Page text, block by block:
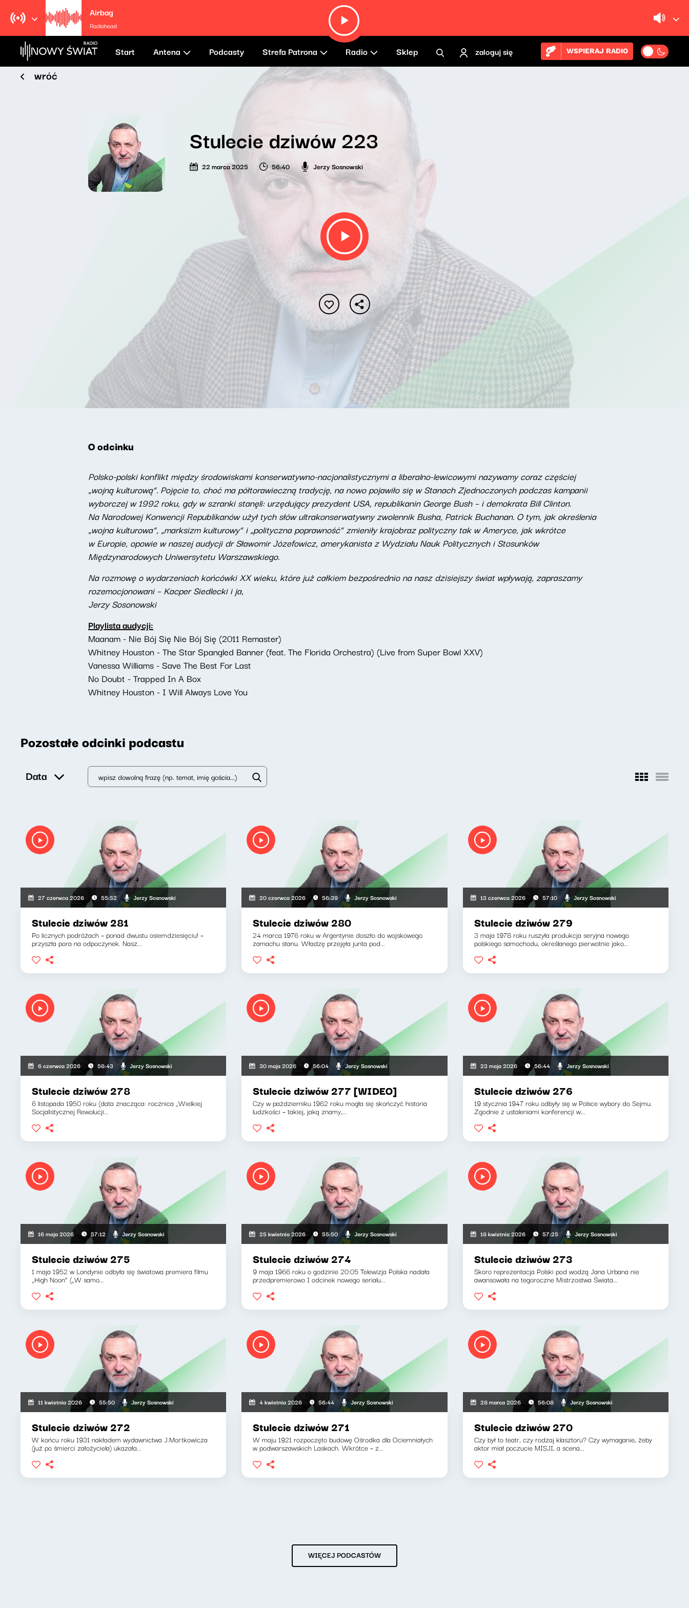
Airbag
Radiohead
Start Antena Podcasty Strefa Patrona Radio Sklep zaloguj się WSPIERAJ RADIO
wróć
Stulecie dziwów 223
22 marca 2025 56:40 Jerzy Sosnowski
O odcinku
Polsko-polski konflikt między środowiskami konserwatywno-nacjonalistycznymi a liberalno-lewicowymi nazywamy coraz częściej
„wojną kulturową”. Pojęcie to, choć ma półtorawieczną tradycję, na nowo pojawiło się w Stanach Zjednoczonych podczas kampanii
wyborczej w 1992 roku, gdy w szranki stanęli: urzędujący prezydent USA, republikanin George Bush – i demokrata Bill Clinton.
Na Narodowej Konwencji Republikanów użył tych słów ultrakonserwatywny zwolennik Busha, Patrick Buchanan. O tym, jak określenia
„wojna kulturowa”, „marksizm kulturowy” i „polityczna poprawność” zmieniły krajobraz polityczny tak w Ameryce, jak wkrótce
w Europie, opowie w naszej audycji dr Sławomir Józefowicz, amerykanista z Wydziału Nauk Politycznych i Stosunków
Międzynarodowych Uniwersytetu Warszawskiego.
Na rozmowę o wydarzeniach końcówki XX wieku, które już całkiem bezpośrednio na nasz dzisiejszy świat wpływają, zapraszamy
rozemocjonowani – Kacper Siedlecki i ja,
Jerzy Sosonowski
Playlista audycji:
Maanam - Nie Bój Się Nie Bój Się (2011 Remaster)
Whitney Houston - The Star Spangled Banner (feat. The Florida Orchestra) (Live from Super Bowl XXV)
Vanessa Williams - Save The Best For Last
No Doubt - Trapped In A Box
Whitney Houston - I Will Always Love You
Pozostałe odcinki podcastu
Data
27 czerwca 2026 55:52 Jerzy Sosnowski
Stulecie dziwów 281
Po licznych podróżach – ponad dwustu osiemdziesięciu! –
przyszła pora na odpoczynek. Nasz...
20 czerwca 2026 56:39 Jerzy Sosnowski
Stulecie dziwów 280
24 marca 1976 roku w Argentynie doszło do wojskowego
zamachu stanu. Władzę przejęła junta pod...
13 czerwca 2026 57:10 Jerzy Sosnowski
Stulecie dziwów 279
3 maja 1978 roku ruszyła produkcja seryjna nowego
polskiego samochodu, określanego pierwotnie jako...
6 czerwca 2026 56:43 Jerzy Sosnowski
Stulecie dziwów 278
6 listopada 1950 roku (data znacząca: rocznica „Wielkiej
Socjalistycznej Rewolucji...
30 maja 2026 56:04 Jerzy Sosnowski
Stulecie dziwów 277 [WIDEO]
Czy w październiku 1962 roku mogła się skończyć historia
ludzkości – takiej, jaką znamy,...
23 maja 2026 56:44 Jerzy Sosnowski
Stulecie dziwów 276
19 stycznia 1947 roku odbyły się w Polsce wybory do Sejmu.
Zgodnie z ustaleniami konferencji w...
16 maja 2026 57:12 Jerzy Sosnowski
Stulecie dziwów 275
1 maja 1952 w Londynie odbyła się światowa premiera filmu
„High Noon” („W samo...
25 kwietnia 2026 55:50 Jerzy Sosnowski
Stulecie dziwów 274
9 maja 1966 roku o godzinie 20:05 Telewizja Polska nadała
przedpremierowo I odcinek nowego serialu...
18 kwietnia 2026 57:25 Jerzy Sosnowski
Stulecie dziwów 273
Skoro reprezentacja Polski pod wodzą Jana Urbana nie
awansowała na tegoroczne Mistrzostwa Świata...
11 kwietnia 2026 55:50 Jerzy Sosnowski
Stulecie dziwów 272
W końcu roku 1931 nakładem wydawnictwa J.Mortkowicza
(już po śmierci założyciela) ukazała...
4 kwietnia 2026 56:44 Jerzy Sosnowski
Stulecie dziwów 271
W maju 1921 rozpoczęto budowę Ośrodka dla Ociemniałych
w podwarszawskich Laskach. Wkrótce – z...
28 marca 2026 56:08 Jerzy Sosnowski
Stulecie dziwów 270
Czy był to teatr, czy rodzaj klasztoru? Czy wymaganie, żeby
aktor miał poczucie MISJI, a scena...
WIĘCEJ PODCASTÓW